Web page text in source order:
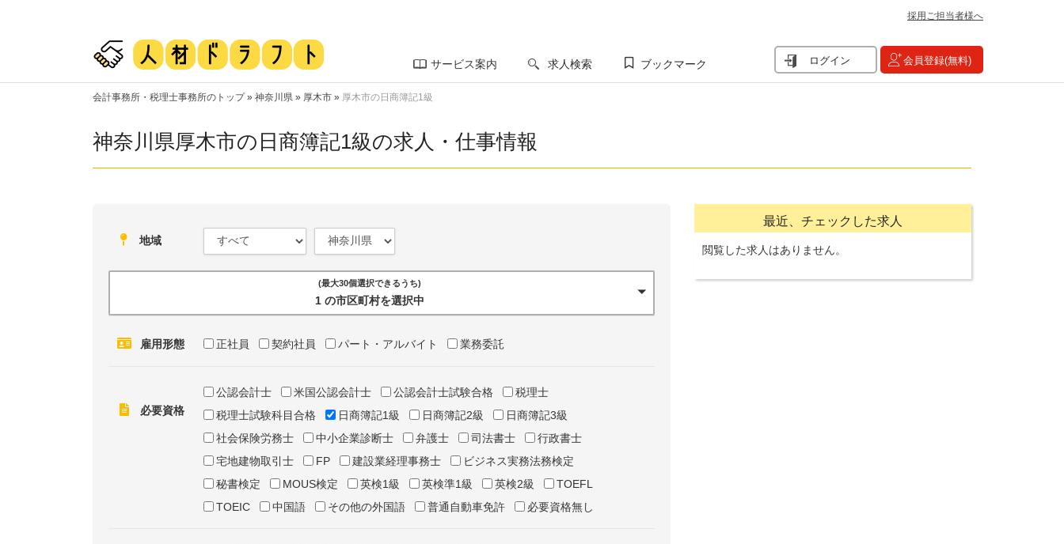
採用ご担当者様へ
サービス案内 求人検索 ブックマーク ログイン 会員登録(無料)
会計事務所・税理士事務所のトップ» 神奈川県 » 厚木市 » 厚木市の日商簿記1級
神奈川県厚木市の日商簿記1級の求人・仕事情報
地域
(最大30個選択できるうち)
1 の市区町村を選択中
雇用形態 正社員 契約社員 パート・アルバイト 業務委託
必要資格
公認会計士 米国公認会計士 公認会計士試験合格
税理士
税理士試験科目合格
日商簿記1級 日商簿記2級
日商簿記3級
社会保険労務士
中小企業診断士 弁護士 司法書士
行政書士
宅地建物取引士
FP 建設業経理事務士
ビジネス実務法務検定
秘書検定
MOUS検定 英検1級 英検準1級 英検2級
TOEFL
TOEIC
中国語 その他の外国語 普通自動車免許 必要資格無し
最近、チェックした求人
閲覧した求人はありません。